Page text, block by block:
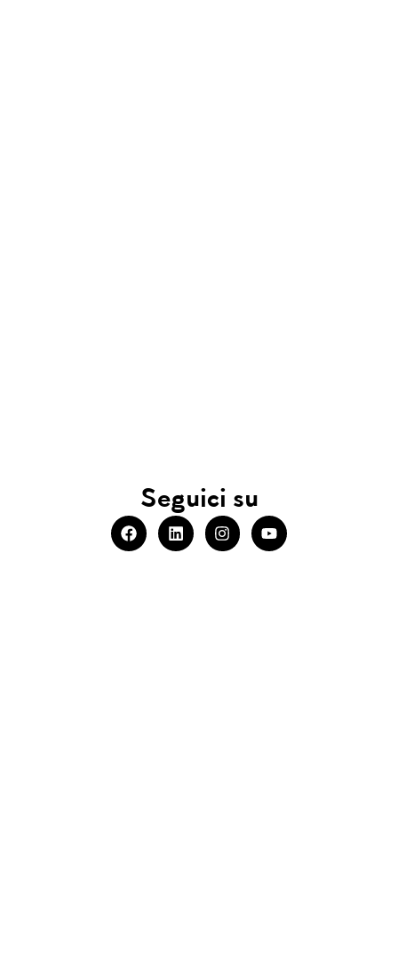
Seguici su